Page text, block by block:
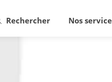
Rechercher Nos